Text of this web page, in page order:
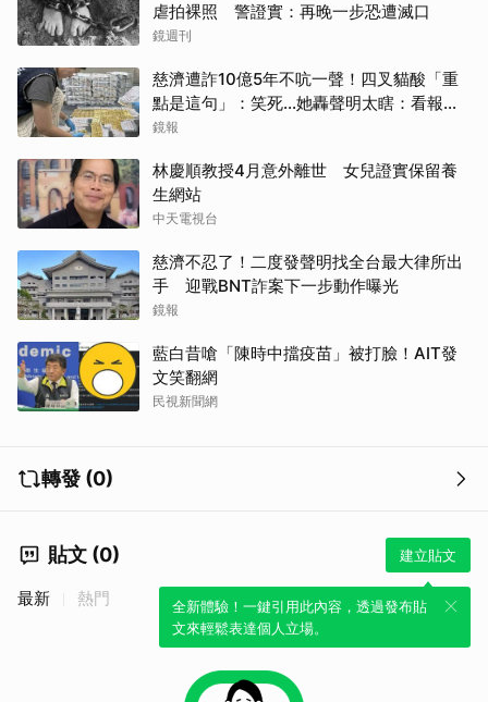
虐拍裸照 警證實：再晚一步恐遭滅口
鏡週刊
慈濟遭詐10億5年不吭一聲！四叉貓酸「重
點是這句」：笑死...她轟聲明太瞎：看報紙
才知被騙
鏡報
林慶順教授4月意外離世 女兒證實保留養
生網站
中天電視台
慈濟不忍了！二度發聲明找全台最大律所出
手 迎戰BNT詐案下一步動作曝光
鏡報
藍白昔嗆「陳時中擋疫苗」被打臉！AIT發
文笑翻網
民視新聞網
轉發 (0)
貼文 (0) 建立貼文
全新體驗！一鍵引用此內容，透過發布貼
文來輕鬆表達個人立場。
最新 熱門